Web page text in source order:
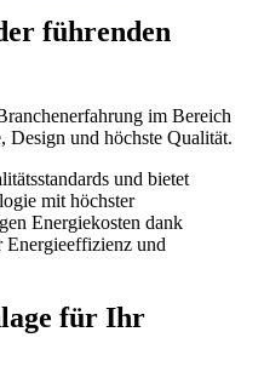
führenden
im Bereich
und höchste Qualität.
und bietet
mit höchster
Energiekosten dank
Energieeffizienz und
für Ihr